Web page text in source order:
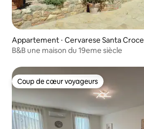
Appartement ⋅ Cervarese Santa Croce
B&B une maison du 19eme siècle
Coup de cœur voyageurs
Coup de cœur voyageurs